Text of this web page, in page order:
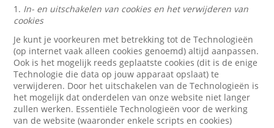
1. In- en uitschakelen van cookies en het verwijderen van
cookies
Je kunt je voorkeuren met betrekking tot de Technologieën
(op internet vaak alleen cookies genoemd) altijd aanpassen.
Ook is het mogelijk reeds geplaatste cookies (dit is de enige
Technologie die data op jouw apparaat opslaat) te
verwijderen. Door het uitschakelen van de Technologieën is
het mogelijk dat onderdelen van onze website niet langer
zullen werken. Essentiële Technologieën voor de werking
van de website (waaronder enkele scripts en cookies)